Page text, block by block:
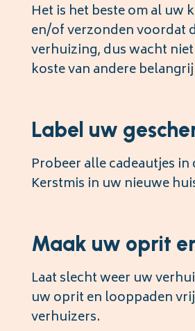
Het is het beste om al uw
en/of verzonden voordat
verhuizing, dus wacht
koste van andere
Label uw
Probeer alle cadeautjes
Kerstmis in uw nieuwe
Maak uw oprit
Laat slecht weer uw
uw oprit en looppaden
verhuizers.